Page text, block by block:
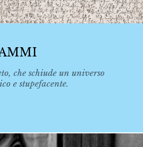
che schiude un universo
e stupefacente.